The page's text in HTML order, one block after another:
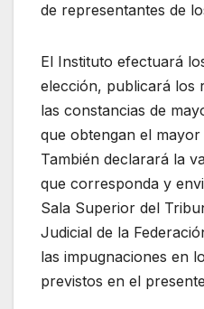
de representantes de
El Instituto efectuará
elección, publicará los
las constancias de
que obtengan el
También declarará la
que corresponda y
Sala Superior del
Judicial de la
las impugnaciones en
previstos en el